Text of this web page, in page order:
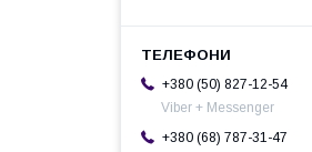
+380 (50) 827-12-54
Viber + Messenger
+380 (68) 787-31-47